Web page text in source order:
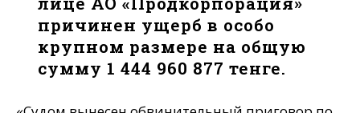
причинен ущерб в особо
крупном размере на общую
сумму 1 444 960 877 тенге.